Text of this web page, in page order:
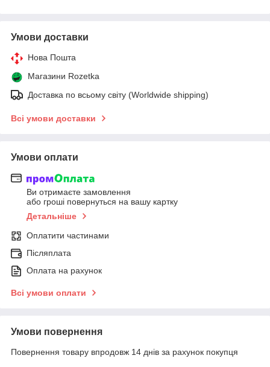
Умови доставки
Нова Пошта
Магазини Rozetka
Доставка по всьому світу (Worldwide shipping)
Всі умови доставки
Умови оплати
Ви отримаєте замовлення
або гроші повернуться на вашу картку
Детальніше
Оплатити частинами
Післяплата
Оплата на рахунок
Всі умови оплати
Умови повернення
Повернення товару впродовж 14 днів за рахунок покупця